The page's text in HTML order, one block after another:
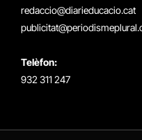
redaccio@diarieducacio.cat
Telèfon:
932 311 247